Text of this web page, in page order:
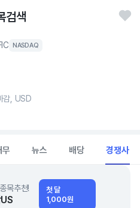
검색
NASDAQ
감, USD
무 뉴스 배당 경쟁사
목추천!
첫 달
1,000원